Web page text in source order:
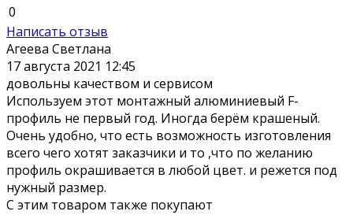
0
Написать отзыв
Агеева Светлана
17 августа 2021 12:45
довольны качеством и сервисом
Используем этот монтажный алюминиевый F-
профиль не первый год. Иногда берём крашеный.
Очень удобно, что есть возможность изготовления
всего чего хотят заказчики и то ,что по желанию
профиль окрашивается в любой цвет. и режется под
нужный размер.
С этим товаром также покупают